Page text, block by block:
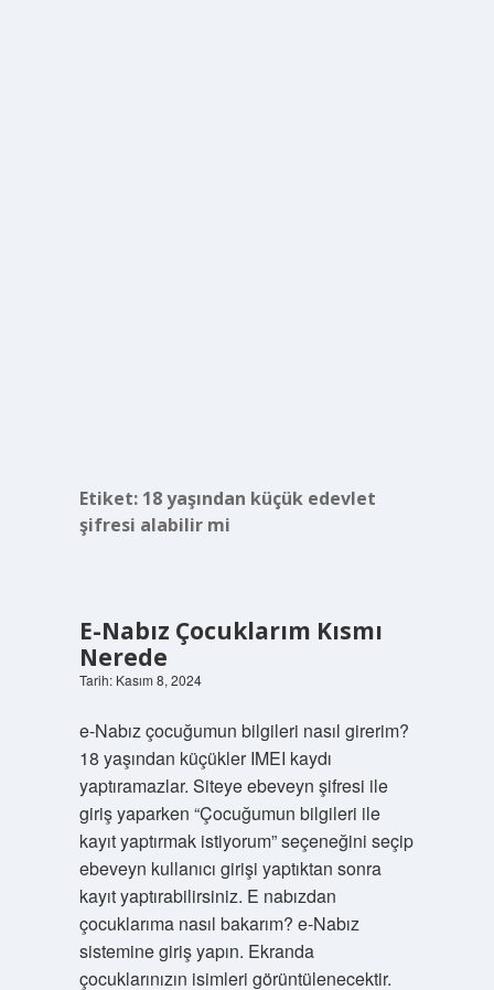
Etiket: 18 yaşından küçük edevlet
şifresi alabilir mi
E-Nabız Çocuklarım Kısmı
Nerede
Tarih: Kasım 8, 2024
e-Nabız çocuğumun bilgileri nasıl girerim?
18 yaşından küçükler IMEI kaydı
yaptıramazlar. Siteye ebeveyn şifresi ile
giriş yaparken “Çocuğumun bilgileri ile
kayıt yaptırmak istiyorum” seçeneğini seçip
ebeveyn kullanıcı girişi yaptıktan sonra
kayıt yaptırabilirsiniz. E nabızdan
çocuklarıma nasıl bakarım? e-Nabız
sistemine giriş yapın. Ekranda
çocuklarınızın isimleri görüntülenecektir.